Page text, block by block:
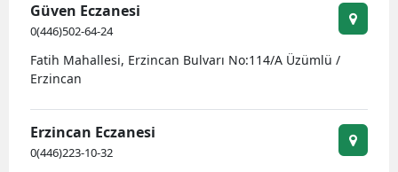
Hakkari
Güven Eczanesi
0(446)502-64-24
Fatih Mahallesi, Erzincan Bulvarı No:114/A Üzümlü /
Erzincan
Erzincan Eczanesi
0(446)223-10-32